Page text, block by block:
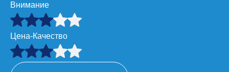
Внимание
Цена-Качество